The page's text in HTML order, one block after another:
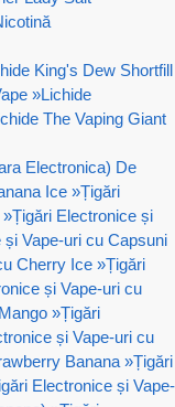
King's Dew Shortfill
»Lichide
The Vaping Giant
Electronica) De
Ice »Țigări
»Țigări Electronice și
Vape-uri cu Capsuni
Cherry Ice »Țigări
și Vape-uri cu
»Țigări
și Vape-uri cu
Banana »Țigări
Electronice și Vape-